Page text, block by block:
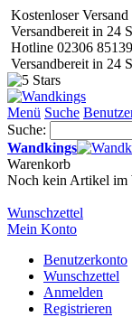
Kostenloser
Versandbereit in 24
Hotline 02306
Versandbereit in 24
Menü Suche
Suche:
Wandkings
Warenkorb
Noch kein Artikel im
Wunschzettel
Mein Konto
Benutzerkonto
Wunschzettel
Anmelden
Registrieren